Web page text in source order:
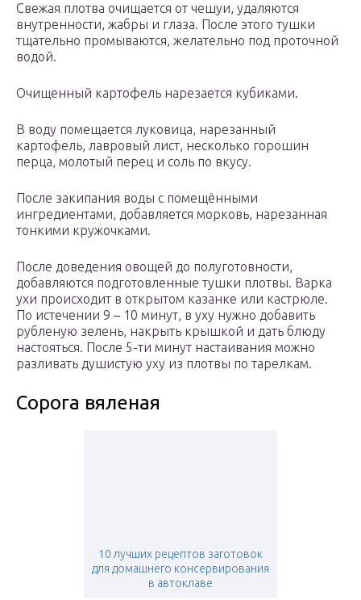
Свежая плотва очищается от чешуи, удаляются
внутренности, жабры и глаза. После этого тушки
тщательно промываются, желательно под проточной
водой.
Очищенный картофель нарезается кубиками.
В воду помещается луковица, нарезанный
картофель, лавровый лист, несколько горошин
перца, молотый перец и соль по вкусу.
После закипания воды с помещёнными
ингредиентами, добавляется морковь, нарезанная
тонкими кружочками.
После доведения овощей до полуготовности,
добавляются подготовленные тушки плотвы. Варка
ухи происходит в открытом казанке или кастрюле.
По истечении 9 – 10 минут, в уху нужно добавить
рубленую зелень, накрыть крышкой и дать блюду
настояться. После 5-ти минут настаивания можно
разливать душистую уху из плотвы по тарелкам.
Сорога вяленая
10 лучших рецептов заготовок
для домашнего консервирования
в автоклаве